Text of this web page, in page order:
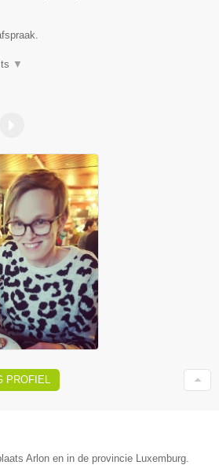
▼
PROFIEL
Arlon en in de provincie Luxemburg.